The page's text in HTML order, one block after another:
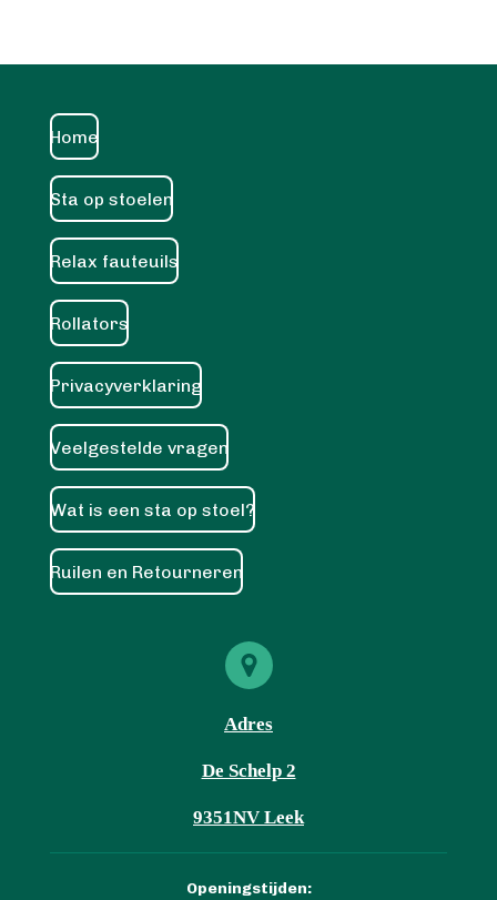
Home
Sta op stoelen
Relax fauteuils
Rollators
Privacyverklaring
Veelgestelde vragen
Wat is een sta op stoel?
Ruilen en Retourneren
Adres
De Schelp 2
9351NV Leek
Openingstijden: